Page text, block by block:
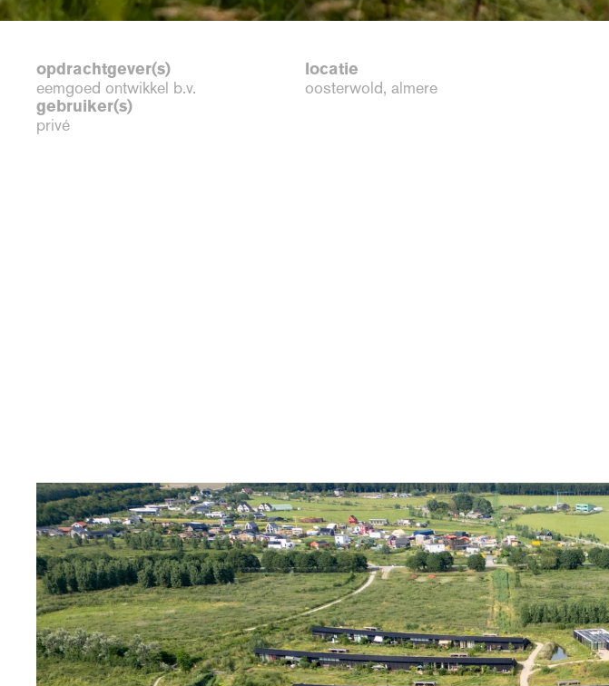
opdrachtgever(s)
eemgoed ontwikkel b.v.
locatie
oosterwold, almere
gebruiker(s)
privé